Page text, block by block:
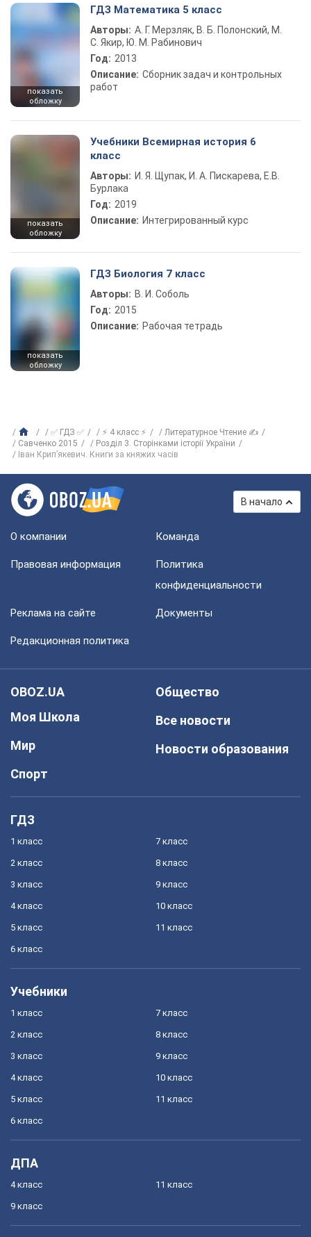
показать
обложку
ГДЗ Математика 5 класс
Авторы: А. Г. Мерзляк, В. Б. Полонский, М.
С. Якир, Ю. М. Рабинович
Год: 2013
Описание: Сборник задач и контрольных
работ
показать
обложку
Учебники Всемирная история 6
класс
Авторы: И. Я. Щупак, И. А. Пискарева, Е.В.
Бурлака
Год: 2019
Описание: Интегрированный курс
показать
обложку
ГДЗ Биология 7 класс
Авторы: В. И. Соболь
Год: 2015
Описание: Рабочая тетрадь
✅ ГДЗ ✅ ⚡ 4 класс ⚡
Литературное Чтение ✍
Савченко 2015
Розділ 3. Сторінками історії України
Іван Крип’якевич. Книги за княжих часів
В начало
О компании Команда
Правовая информация
Политика
конфиденциальности
Реклама на сайте Документы
Редакционная политика
OBOZ.UA
Моя Школа
Мир
Спорт
Общество
Все новости
Новости образования
ГДЗ
1 класс
2 класс
3 класс
4 класс
5 класс
6 класс
7 класс
8 класс
9 класс
10 класс
11 класс
Учебники
1 класс
2 класс
3 класс
4 класс
5 класс
6 класс
7 класс
8 класс
9 класс
10 класс
11 класс
ДПА
4 класс
9 класс
11 класс